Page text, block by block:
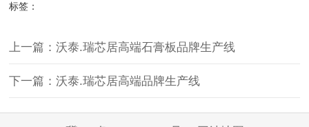
标签：
上一篇：沃泰.瑞芯居高端石膏板品牌生产线
下一篇：沃泰.瑞芯居高端品牌生产线